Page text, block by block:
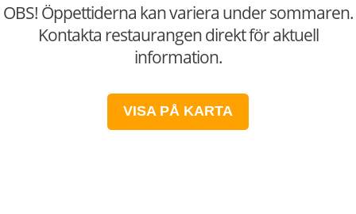
OBS! Öppettiderna kan variera under sommaren.
Kontakta restaurangen direkt för aktuell
information.
VISA PÅ KARTA